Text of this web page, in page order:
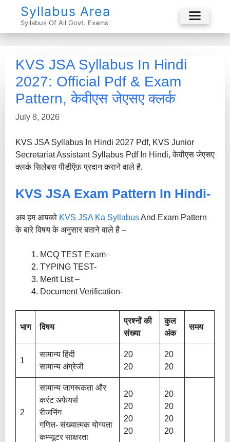
Syllabus Area
Syllabus Of All Govt. Exams
Menu
KVS JSA Syllabus In Hindi
2027: Official Pdf & Exam
Pattern, केवीएस जेएसए क्लर्क
July 8, 2026
KVS JSA Syllabus In Hindi 2027 Pdf, KVS Junior
Secretariat Assistant Syllabus Pdf In Hindi, केवीएस जेएसए
क्लर्क सिलेबस पीडीऍफ़ प्रदान कराने वाले है.
KVS JSA Exam Pattern In Hindi-
अब हम आपको KVS JSA Ka SyllabusAnd Exam Pattern
के बारे विषय के अनुसार बताने वाले है –
MCQ TEST Exam–
TYPING TEST-
Merit List –
Document Verification-
भाग विषय
प्रश्नों की
संख्या
कुल
अंक
समय
1
सामान्य हिंदी
सामान्य अंग्रेजी
20
20
20
20
2
सामान्य जागरूकता और
करंट अफेयर्स
रीजनिंग
गणित- संख्यात्मक योग्यता
कम्प्यूटर साक्षरता
20
20
20
20
20
20
20
20